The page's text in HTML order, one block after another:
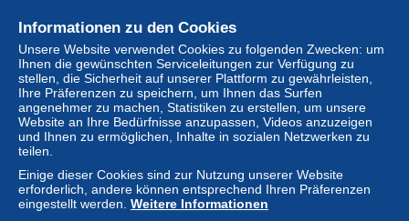
6,90 €
Ab 201
6,90 €
Zahlungsbedingungen:
Alle Zahlungen werden über die Delcampe- Website
Zahlungsoptionen können SiePayPalverwenden, eine
Kredit-/Debitkartehinzufügen oder eine
hinzufügen
Informationen zu den Cookies
Unsere Website verwendet Cookies zu folgenden Zwecken: um
Ihnen die gewünschten Serviceleitungen zur Verfügung zu
stellen, die Sicherheit auf unserer Plattform zu gewährleisten,
Ihre Präferenzen zu speichern, um Ihnen das Surfen
angenehmer zu machen, Statistiken zu erstellen, um unsere
Website an Ihre Bedürfnisse anzupassen, Videos anzuzeigen
und Ihnen zu ermöglichen, Inhalte in sozialen Netzwerken zu
teilen.
Einige dieser Cookies sind zur Nutzung unserer Website
erforderlich, andere können entsprechend Ihren Präferenzen
eingestellt werden. Weitere Informationen
Online-Hilfe
Auf Delcampe kaufen
Auf Delcampe verkaufen
Eine sichere Website